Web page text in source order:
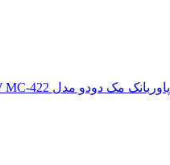
پاوربانک مک دودو مدل 22.5W MC-422 ظرفیت 10000 میلی آمپر ساعت